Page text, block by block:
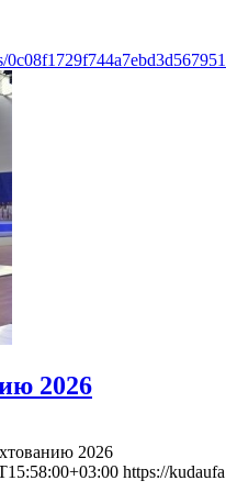
2026
2026
https://